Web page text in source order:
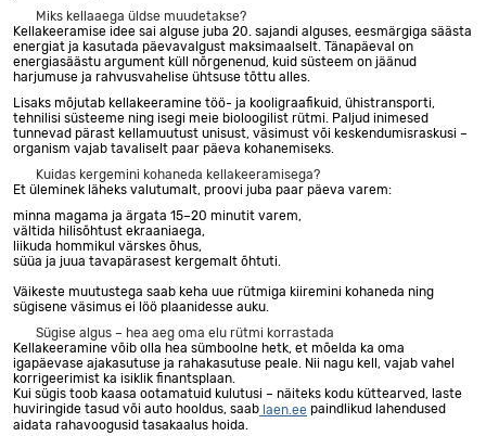
Miks kellaaega üldse muudetakse?
Kellakeeramise idee sai alguse juba 20. sajandi alguses, eesmärgiga säästa
energiat ja kasutada päevavalgust maksimaalselt. Tänapäeval on
energiasäästu argument küll nõrgenenud, kuid süsteem on jäänud
harjumuse ja rahvusvahelise ühtsuse tõttu alles.
Lisaks mõjutab kellakeeramine töö- ja kooligraafikuid, ühistransporti,
tehnilisi süsteeme ning isegi meie bioloogilist rütmi. Paljud inimesed
tunnevad pärast kellamuutust unisust, väsimust või keskendumisraskusi –
organism vajab tavaliselt paar päeva kohanemiseks.
Kuidas kergemini kohaneda kellakeeramisega?
Et üleminek läheks valutumalt, proovi juba paar päeva varem:
minna magama ja ärgata 15–20 minutit varem,
vältida hilisõhtust ekraaniaega,
liikuda hommikul värskes õhus,
süüa ja juua tavapärasest kergemalt õhtuti.
Väikeste muutustega saab keha uue rütmiga kiiremini kohaneda ning
sügisene väsimus ei löö plaanidesse auku.
Sügise algus – hea aeg oma elu rütmi korrastada
Kellakeeramine võib olla hea sümboolne hetk, et mõelda ka oma
igapäevase ajakasutuse ja rahakasutuse peale. Nii nagu kell, vajab vahel
korrigeerimist ka isiklik finantsplaan.
Kui sügis toob kaasa ootamatuid kulutusi – näiteks kodu küttearved, laste
huviringide tasud või auto hooldus, saab laen.ee paindlikud lahendused
aidata rahavoogusid tasakaalus hoida.